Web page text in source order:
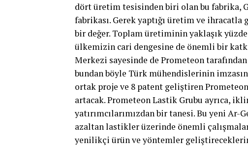
dört üretim tesisinden biri olan bu fabrika,
fabrikası. Gerek yaptığı üretim ve
bir değer. Toplam üretiminin yaklaşık
ülkemizin cari dengesine de önemli bir katkı
Merkezi sayesinde de Prometeon
bundan böyle Türk mühendislerinin
ortak proje ve 8 patent geliştiren
artacak. Prometeon Lastik Grubu ayrıca,
yatırımcılarımızdan bir tanesi. Bu yeni
azaltan lastikler üzerinde önemli
yenilikçi ürün ve yöntemler